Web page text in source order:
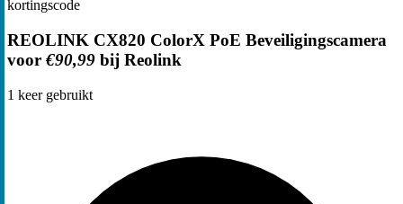
kortingscode
REOLINK CX820 ColorX PoE Beveiligingscamera
voor €90,99 bij Reolink
1 keer gebruikt